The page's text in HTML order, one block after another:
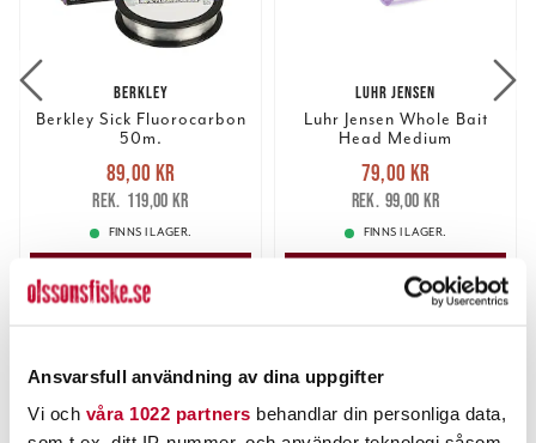
Ansvarsfull användning av dina uppgifter
Vi och våra 1022 partners behandlar din personliga data,
BERKLEY
Berkley Sick Fluorocarbon
50m.
Nuvarande pris
89,00 krTidigare pris
119,00 kr
89,00 kr
119,00 kr
FINNS I LAGER.
LÄS MER
LUHR JENSEN
Luhr Jensen Whole Bait
Head Medium
Nuvarande pris
79,00 krTidigare pris
99,00 kr
79,00 kr
99,00 kr
FINNS I LAGER.
LÄS MER
ANDRA TITTADE OCKSÅ PÅ